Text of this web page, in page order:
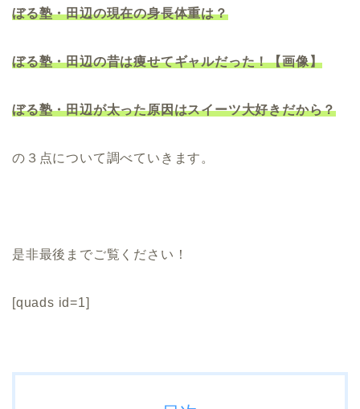
ぼる塾・田辺の現在の身長体重は？
ぼる塾・田辺の昔は痩せてギャルだった！【画像】
ぼる塾・田辺が太った原因はスイーツ大好きだから？
の３点について調べていきます。
是非最後までご覧ください！
[quads id=1]